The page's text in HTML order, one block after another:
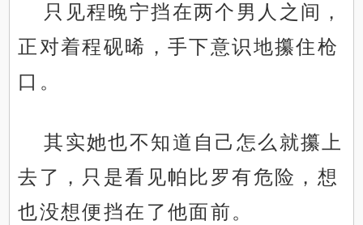
只见程晚宁挡在两个男人之间，
正对着程砚晞，手下意识地攥住枪
口。
其实她也不知道自己怎么就攥上
去了，只是看见帕比罗有危险，想
也没想便挡在了他面前。